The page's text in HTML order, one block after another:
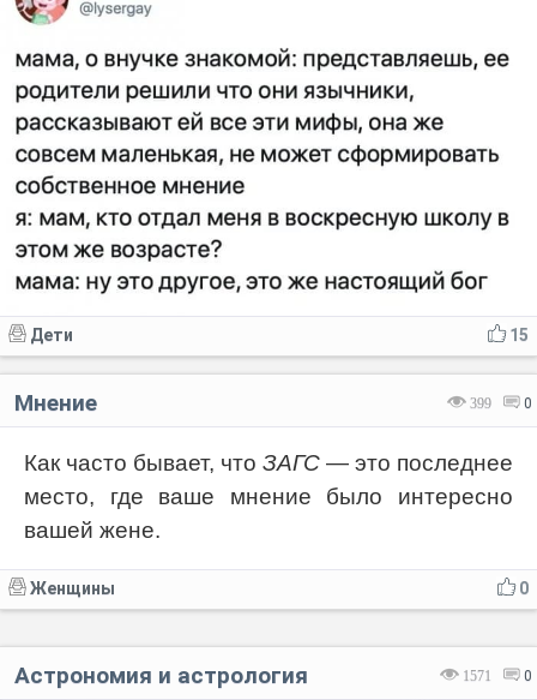
15
Дети
399 0
Мнение
Как часто бывает, что ЗАГС — это последнее
место, где ваше мнение было интересно
вашей жене.
0
Женщины
1571 0
Астрономия и астрология